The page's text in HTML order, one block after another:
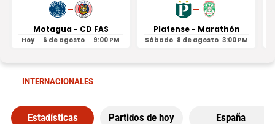
-
Motagua - CD FAS
Hoy 6 de agosto 9:00 PM
-
Platense - Marathón
Sábado 8 de agosto 3:00 PM
INTERNACIONALES
Estadísticas Partidos de hoy España